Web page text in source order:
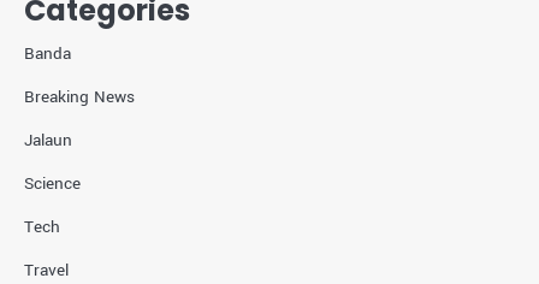
Categories
Banda
Breaking News
Jalaun
Science
Tech
Travel